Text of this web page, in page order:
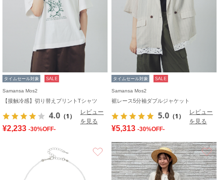
タイムセール対象 SALE
Samansa Mos2
【接触冷感】切り替えプリントTシャツ
4.0 （1）
レビュー
を見る
¥2,233 -30%OFF-
タイムセール対象 SALE
Samansa Mos2
裾レース5分袖ダブルジャケット
5.0 （1）
レビュー
を見る
¥5,313 -30%OFF-
お気に入り